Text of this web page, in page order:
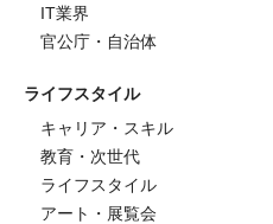
IT業界
官公庁・自治体
ライフスタイル
キャリア・スキル
教育・次世代
ライフスタイル
アート・展覧会